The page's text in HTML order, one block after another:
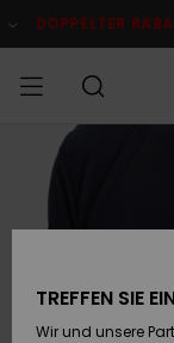
Produktinformation
DOPPELTER
MÄNNER
JUNGEN
FRAUEN
TREFFEN SIE
Wir und unsere